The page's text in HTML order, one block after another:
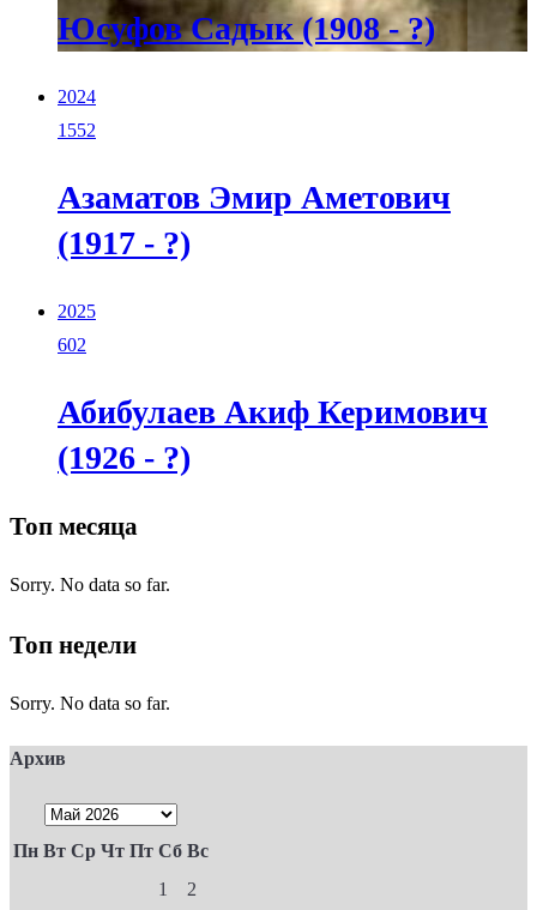
Юсуфов Садык (1908 - ?)
2024
1552
Азаматов Эмир Аметович
(1917 - ?)
2025
602
Абибулаев Акиф Керимович
(1926 - ?)
Топ месяца
Sorry. No data so far.
Топ недели
Sorry. No data so far.
Архив
Пн Вт Ср Чт Пт Сб Вс
1
2